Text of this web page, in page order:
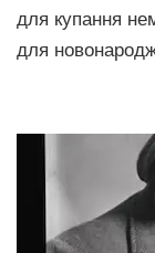
для купання
для